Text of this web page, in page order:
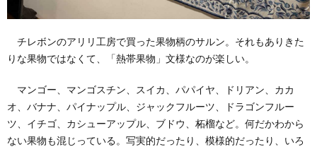
チレボンのアリリ工房で買った果物柄のサルン。それもありきた
りな果物ではなくて、「熱帯果物」文様なのが楽しい。
マンゴー、マンゴスチン、スイカ、パパイヤ、ドリアン、カカ
オ、バナナ、パイナップル、ジャックフルーツ、ドラゴンフルー
ツ、イチゴ、カシューアップル、ブドウ、柘榴など。何だかわから
ない果物も混じっている。写実的だったり、模様的だったり、いろ